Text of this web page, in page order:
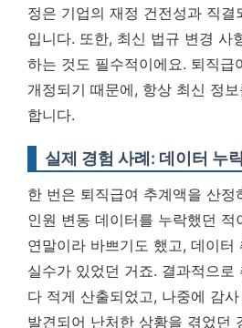
정은 기업의 재정 건전성과 직결
입니다. 또한, 최신 법규 변경 사
하는 것도 필수적이에요. 퇴직급
개정되기 때문에, 항상 최신 정
합니다.
실제 경험 사례: 데이터 누
한 번은 퇴직급여 추계액을 산정
인원 변동 데이터를 누락했던 적
연말이라 바쁘기도 했고, 데이터
실수가 있었던 거죠. 결과적으로
다 적게 산출되었고, 나중에 감
발견되어 난처한 상황을 겪었던